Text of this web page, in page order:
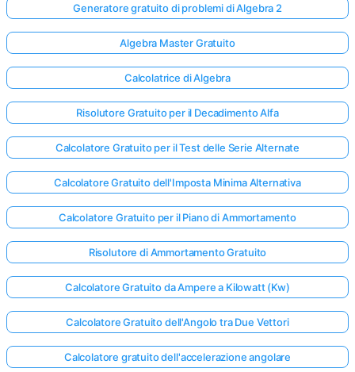
Generatore gratuito di problemi di Algebra 2
Algebra Master Gratuito
Calcolatrice di Algebra
Risolutore Gratuito per il Decadimento Alfa
Calcolatore Gratuito per il Test delle Serie Alternate
Calcolatore Gratuito dell'Imposta Minima Alternativa
Calcolatore Gratuito per il Piano di Ammortamento
Risolutore di Ammortamento Gratuito
Calcolatore Gratuito da Ampere a Kilowatt (Kw)
Calcolatore Gratuito dell'Angolo tra Due Vettori
Calcolatore gratuito dell'accelerazione angolare